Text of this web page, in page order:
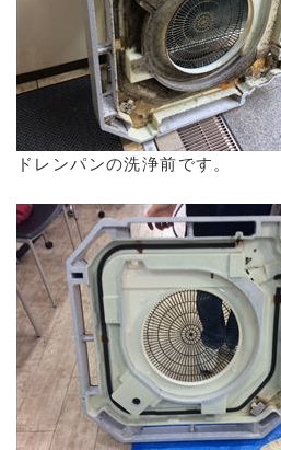
ドレンパンの洗浄前です。